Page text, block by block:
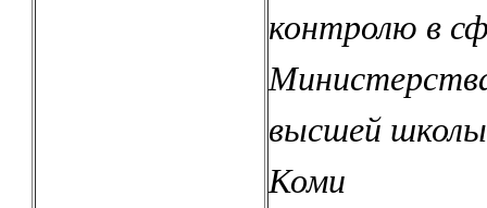
контролю в
высшей
Коми